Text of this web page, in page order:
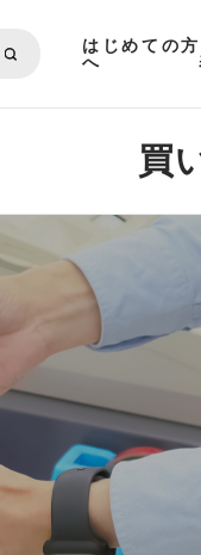
はじめての方
へ
買